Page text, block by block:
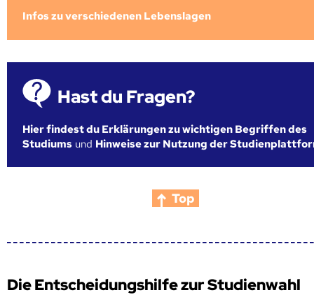
Infos zu verschiedenen Lebenslagen
Hast du Fragen?
Hier findest du Erklärungen zu wichtigen Begriffen des
Studiums und Hinweise zur Nutzung der
Top
Die Entscheidungshilfe zur Studienwahl